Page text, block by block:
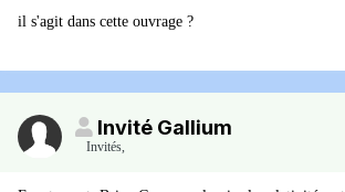
il s'agit dans cette ouvrage ?
Invité Gallium
Invités